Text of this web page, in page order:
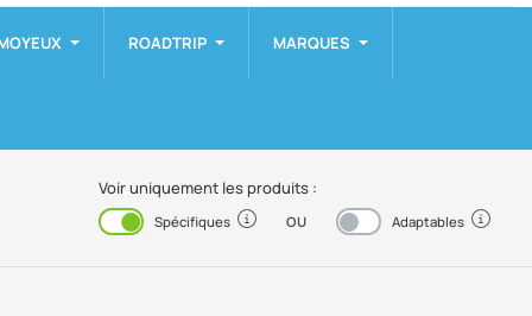
ROADTRIP MARQUES
Voir uniquement les produits :
Activé Spécifiques OU DésactivéAdaptables